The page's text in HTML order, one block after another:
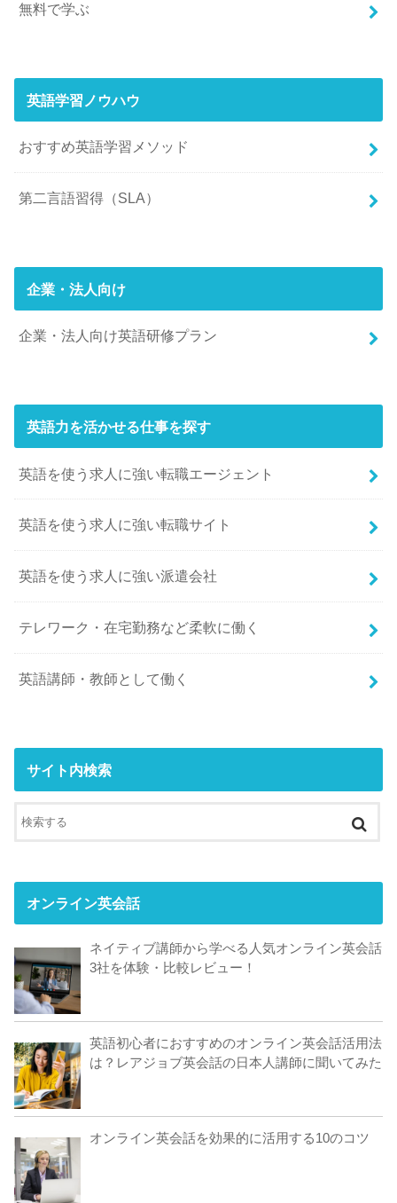
無料で学ぶ
英語学習ノウハウ
おすすめ英語学習メソッド
第二言語習得（SLA）
企業・法人向け
企業・法人向け英語研修プラン
英語力を活かせる仕事を探す
英語を使う求人に強い転職エージェント
英語を使う求人に強い転職サイト
英語を使う求人に強い派遣会社
テレワーク・在宅勤務など柔軟に働く
英語講師・教師として働く
サイト内検索
オンライン英会話
ネイティブ講師から学べる人気オンライン英会話
3社を体験・比較レビュー！
英語初心者におすすめのオンライン英会話活用法
は？レアジョブ英会話の日本人講師に聞いてみた
オンライン英会話を効果的に活用する10のコツ